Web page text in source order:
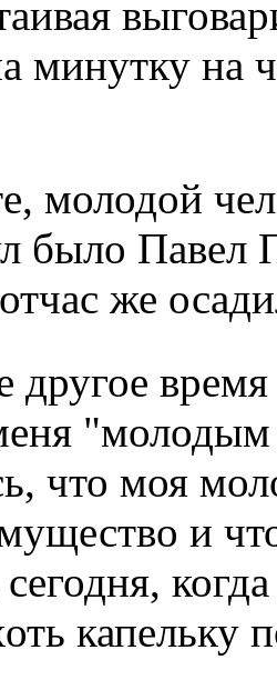
минутку на
молодой
было Павел
же
другое
что моя
и
капельку